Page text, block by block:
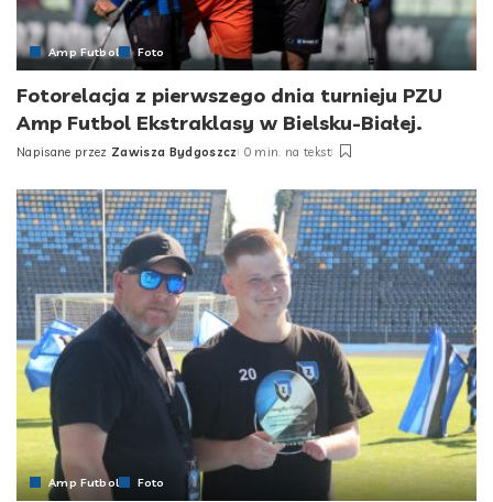
Amp Futbol Foto
Fotorelacja z pierwszego dnia turnieju PZU
Amp Futbol Ekstraklasy w Bielsku-Białej.
Posted
Napisane przez Zawisza Bydgoszcz 0 min. na tekst
Amp Futbol Foto